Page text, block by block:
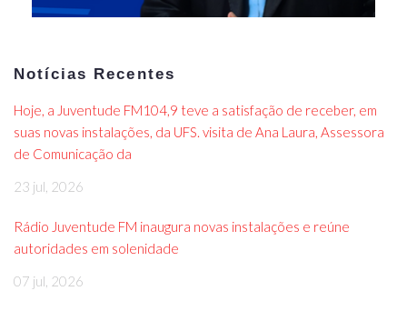
Notícias Recentes
Hoje, a Juventude FM104,9 teve a satisfação de receber, em
suas novas instalações, da UFS. visita de Ana Laura, Assessora
de Comunicação da
23 jul, 2026
Rádio Juventude FM inaugura novas instalações e reúne
autoridades em solenidade
07 jul, 2026